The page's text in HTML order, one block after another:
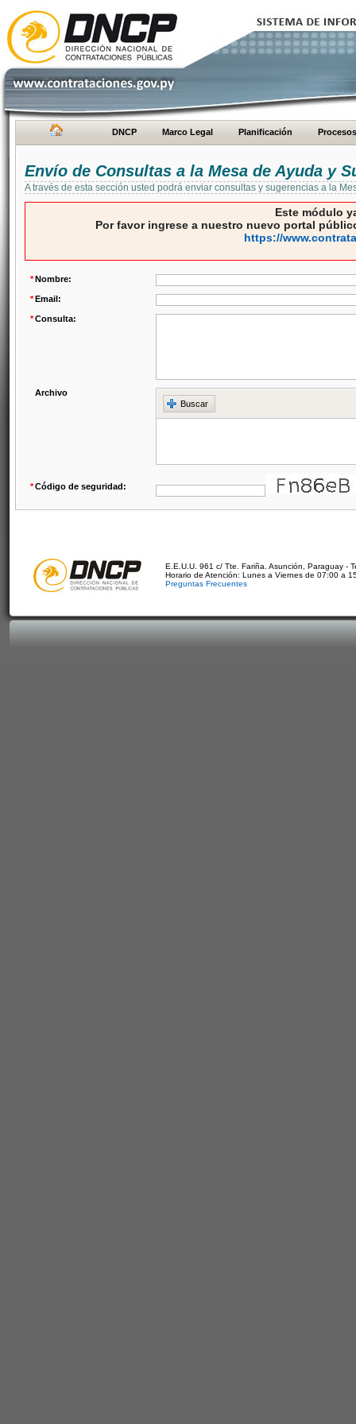
DNCP Marco Legal Planificación Procesos
Envío de Consultas a la Mesa de Ayuda y
A través de esta sección usted podrá enviar consultas y sugerencias a la
Este módulo
Por favor ingrese a nuestro nuevo portal
https://
*Nombre:
*Email:
*Consulta:
Archivo
Buscar
*Código de seguridad:
E.E.U.U. 961 c/ Tte. Fariña. Asunción, Paraguay -
Horario de Atención: Lunes a Viernes de 07:00 a
Preguntas Frecuentes